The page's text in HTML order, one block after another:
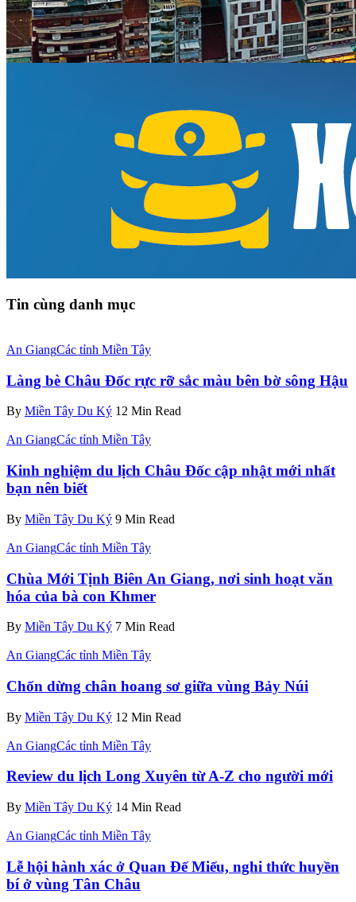
Tin cùng danh mục
An GiangCác tỉnh Miền Tây
Làng bè Châu Đốc rực rỡ sắc màu bên bờ sông Hậu
By Miền Tây Du Ký 12 Min Read
An GiangCác tỉnh Miền Tây
Kinh nghiệm du lịch Châu Đốc cập nhật mới nhất
bạn nên biết
By Miền Tây Du Ký 9 Min Read
An GiangCác tỉnh Miền Tây
Chùa Mới Tịnh Biên An Giang, nơi sinh hoạt văn
hóa của bà con Khmer
By Miền Tây Du Ký 7 Min Read
An GiangCác tỉnh Miền Tây
Chốn dừng chân hoang sơ giữa vùng Bảy Núi
By Miền Tây Du Ký 12 Min Read
An GiangCác tỉnh Miền Tây
Review du lịch Long Xuyên từ A-Z cho người mới
By Miền Tây Du Ký 14 Min Read
An GiangCác tỉnh Miền Tây
Lễ hội hành xác ở Quan Đế Miếu, nghi thức huyền
bí ở vùng Tân Châu